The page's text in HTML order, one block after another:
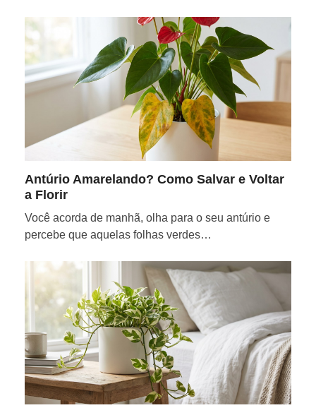
Antúrio Amarelando? Como Salvar e Voltar
a Florir
Você acorda de manhã, olha para o seu antúrio e
percebe que aquelas folhas verdes…